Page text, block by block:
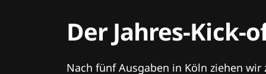
Der Jahres-Kick-
Nach fünf Ausgaben in Köln ziehen